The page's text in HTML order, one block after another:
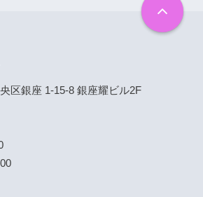
区銀座 1-15-8 銀座耀ビル2F